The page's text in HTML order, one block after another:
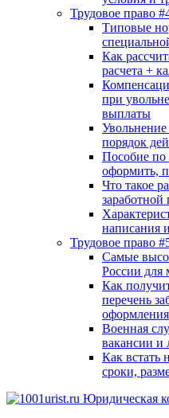
Трудовое право
Типовые
Как
расчета +
при
выплаты
порядок
Пособие по
оформить,
Что такое
заработной
написания
Трудовое право
Самые
России для
Как
перечень
оформления
Военная
вакансии и
Как встать
сроки,